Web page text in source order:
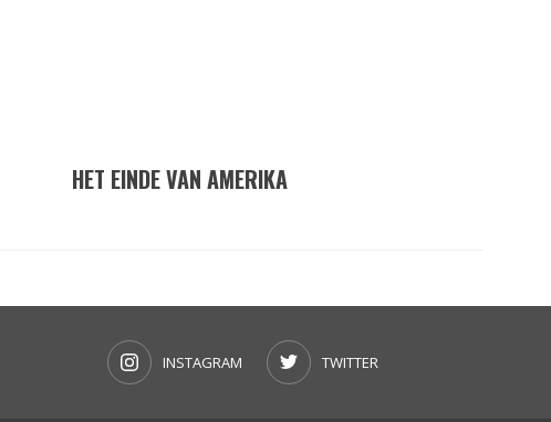
HET EINDE VAN AMERIKA
INSTAGRAM TWITTER